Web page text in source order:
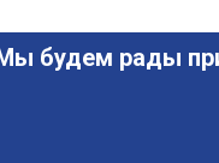
будем рады